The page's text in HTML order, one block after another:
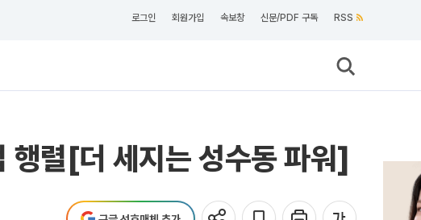
로그인 회원가입 속보창 신문/PDF 구독 RSS
행렬[더 세지는 성수동 파워]